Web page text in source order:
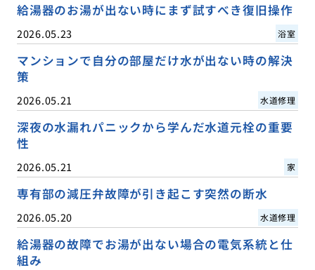
給湯器のお湯が出ない時にまず試すべき復旧操作
2026.05.23 浴室
マンションで自分の部屋だけ水が出ない時の解決
策
2026.05.21 水道修理
深夜の水漏れパニックから学んだ水道元栓の重要
性
2026.05.21 家
専有部の減圧弁故障が引き起こす突然の断水
2026.05.20 水道修理
給湯器の故障でお湯が出ない場合の電気系統と仕
組み